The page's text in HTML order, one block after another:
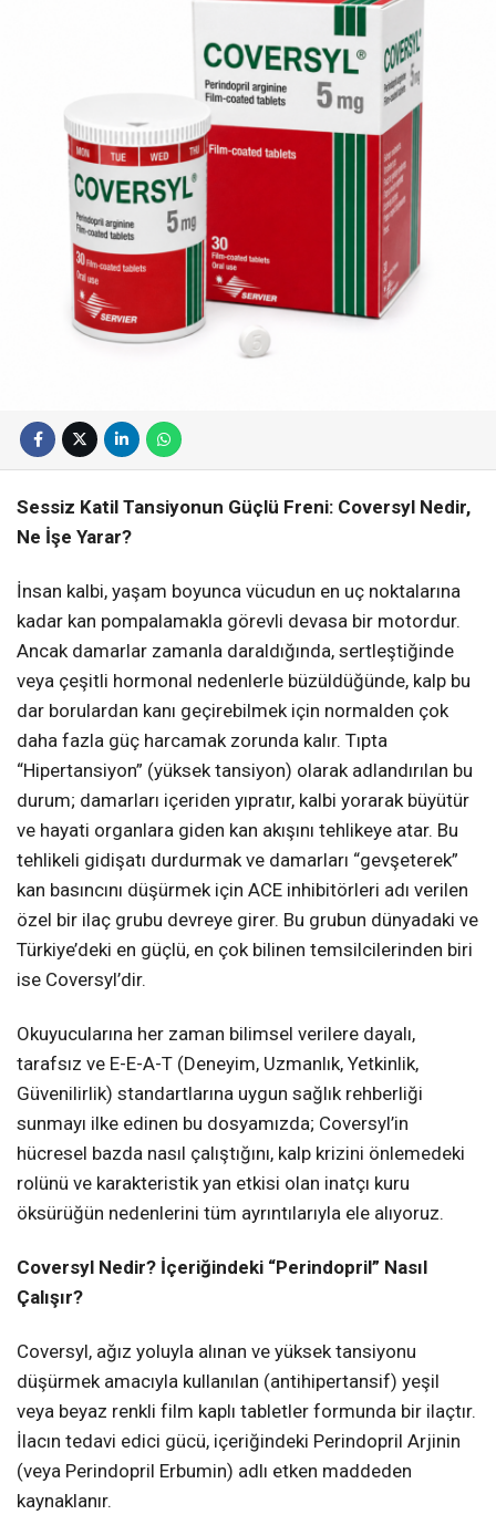
Sessiz Katil Tansiyonun Güçlü Freni: Coversyl Nedir,
Ne İşe Yarar?
İnsan kalbi, yaşam boyunca vücudun en uç noktalarına
kadar kan pompalamakla görevli devasa bir motordur.
Ancak damarlar zamanla daraldığında, sertleştiğinde
veya çeşitli hormonal nedenlerle büzüldüğünde, kalp bu
dar borulardan kanı geçirebilmek için normalden çok
daha fazla güç harcamak zorunda kalır. Tıpta
“Hipertansiyon” (yüksek tansiyon) olarak adlandırılan bu
durum; damarları içeriden yıpratır, kalbi yorarak büyütür
ve hayati organlara giden kan akışını tehlikeye atar. Bu
tehlikeli gidişatı durdurmak ve damarları “gevşeterek”
kan basıncını düşürmek için ACE inhibitörleri adı verilen
özel bir ilaç grubu devreye girer. Bu grubun dünyadaki ve
Türkiye’deki en güçlü, en çok bilinen temsilcilerinden biri
ise Coversyl’dir.
Okuyucularına her zaman bilimsel verilere dayalı,
tarafsız ve E-E-A-T (Deneyim, Uzmanlık, Yetkinlik,
Güvenilirlik) standartlarına uygun sağlık rehberliği
sunmayı ilke edinen bu dosyamızda; Coversyl’in
hücresel bazda nasıl çalıştığını, kalp krizini önlemedeki
rolünü ve karakteristik yan etkisi olan inatçı kuru
öksürüğün nedenlerini tüm ayrıntılarıyla ele alıyoruz.
Coversyl Nedir? İçeriğindeki “Perindopril” Nasıl
Çalışır?
Coversyl, ağız yoluyla alınan ve yüksek tansiyonu
düşürmek amacıyla kullanılan (antihipertansif) yeşil
veya beyaz renkli film kaplı tabletler formunda bir ilaçtır.
İlacın tedavi edici gücü, içeriğindeki Perindopril Arjinin
(veya Perindopril Erbumin) adlı etken maddeden
kaynaklanır.